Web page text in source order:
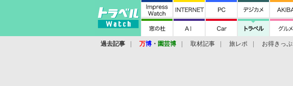
過去記事 万博 ・ 園芸博 取材記事 旅レポ お得きっぷ